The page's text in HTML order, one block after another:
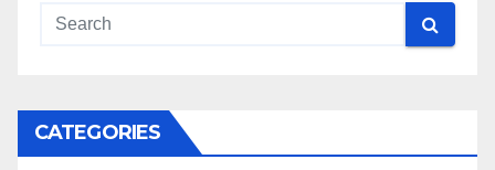
CATEGORIES